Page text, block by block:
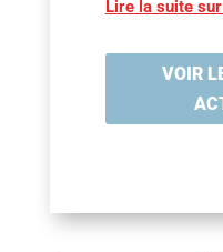
Lire la suite
VOIR